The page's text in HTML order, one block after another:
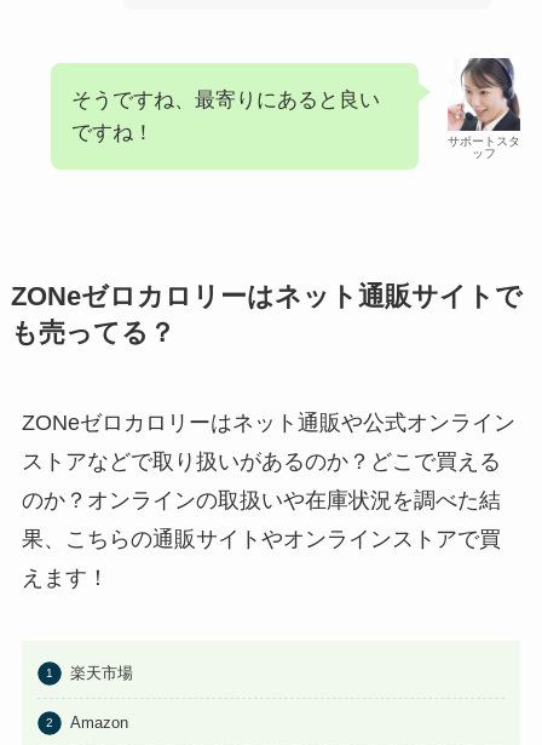
サポートスタ
ッフ
そうですね、最寄りにあると良い
ですね！
ZONeゼロカロリーはネット通販サイトで
も売ってる？
ZONeゼロカロリーはネット通販や公式オンライン
ストアなどで取り扱いがあるのか？どこで買える
のか？オンラインの取扱いや在庫状況を調べた結
果、こちらの通販サイトやオンラインストアで買
えます！
楽天市場
Amazon